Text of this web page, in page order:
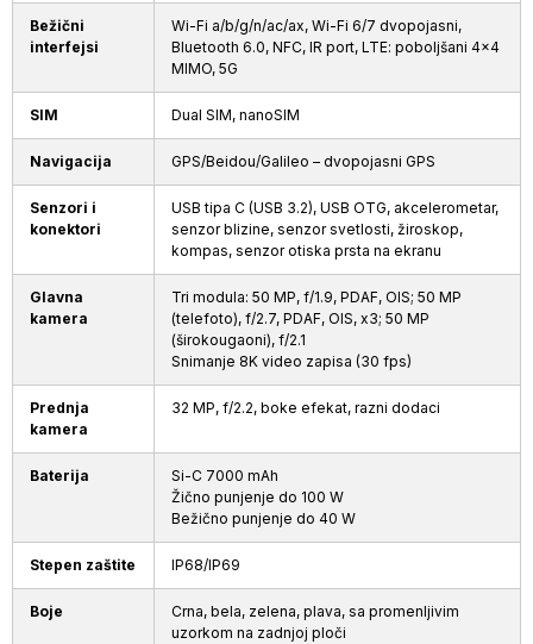
Bežični
interfejsi
Wi-Fi a/b/g/n/ac/ax, Wi-Fi 6/7 dvopojasni,
Bluetooth 6.0, NFC, IR port, LTE: poboljšani 4×4
MIMO, 5G
SIM Dual SIM, nanoSIM
Navigacija GPS/Beidou/Galileo – dvopojasni GPS
Senzori i
konektori
USB tipa C (USB 3.2), USB OTG, akcelerometar,
senzor blizine, senzor svetlosti, žiroskop,
kompas, senzor otiska prsta na ekranu
Glavna
kamera
Tri modula: 50 MP, f/1.9, PDAF, OIS; 50 MP
(telefoto), f/2.7, PDAF, OIS, x3; 50 MP
(širokougaoni), f/2.1
Snimanje 8K video zapisa (30 fps)
Prednja
kamera
32 MP, f/2.2, boke efekat, razni dodaci
Baterija
Si-C 7000 mAh
Žično punjenje do 100 W
Bežično punjenje do 40 W
Stepen zaštite IP68/IP69
Boje
Crna, bela, zelena, plava, sa promenljivim
uzorkom na zadnjoj ploči